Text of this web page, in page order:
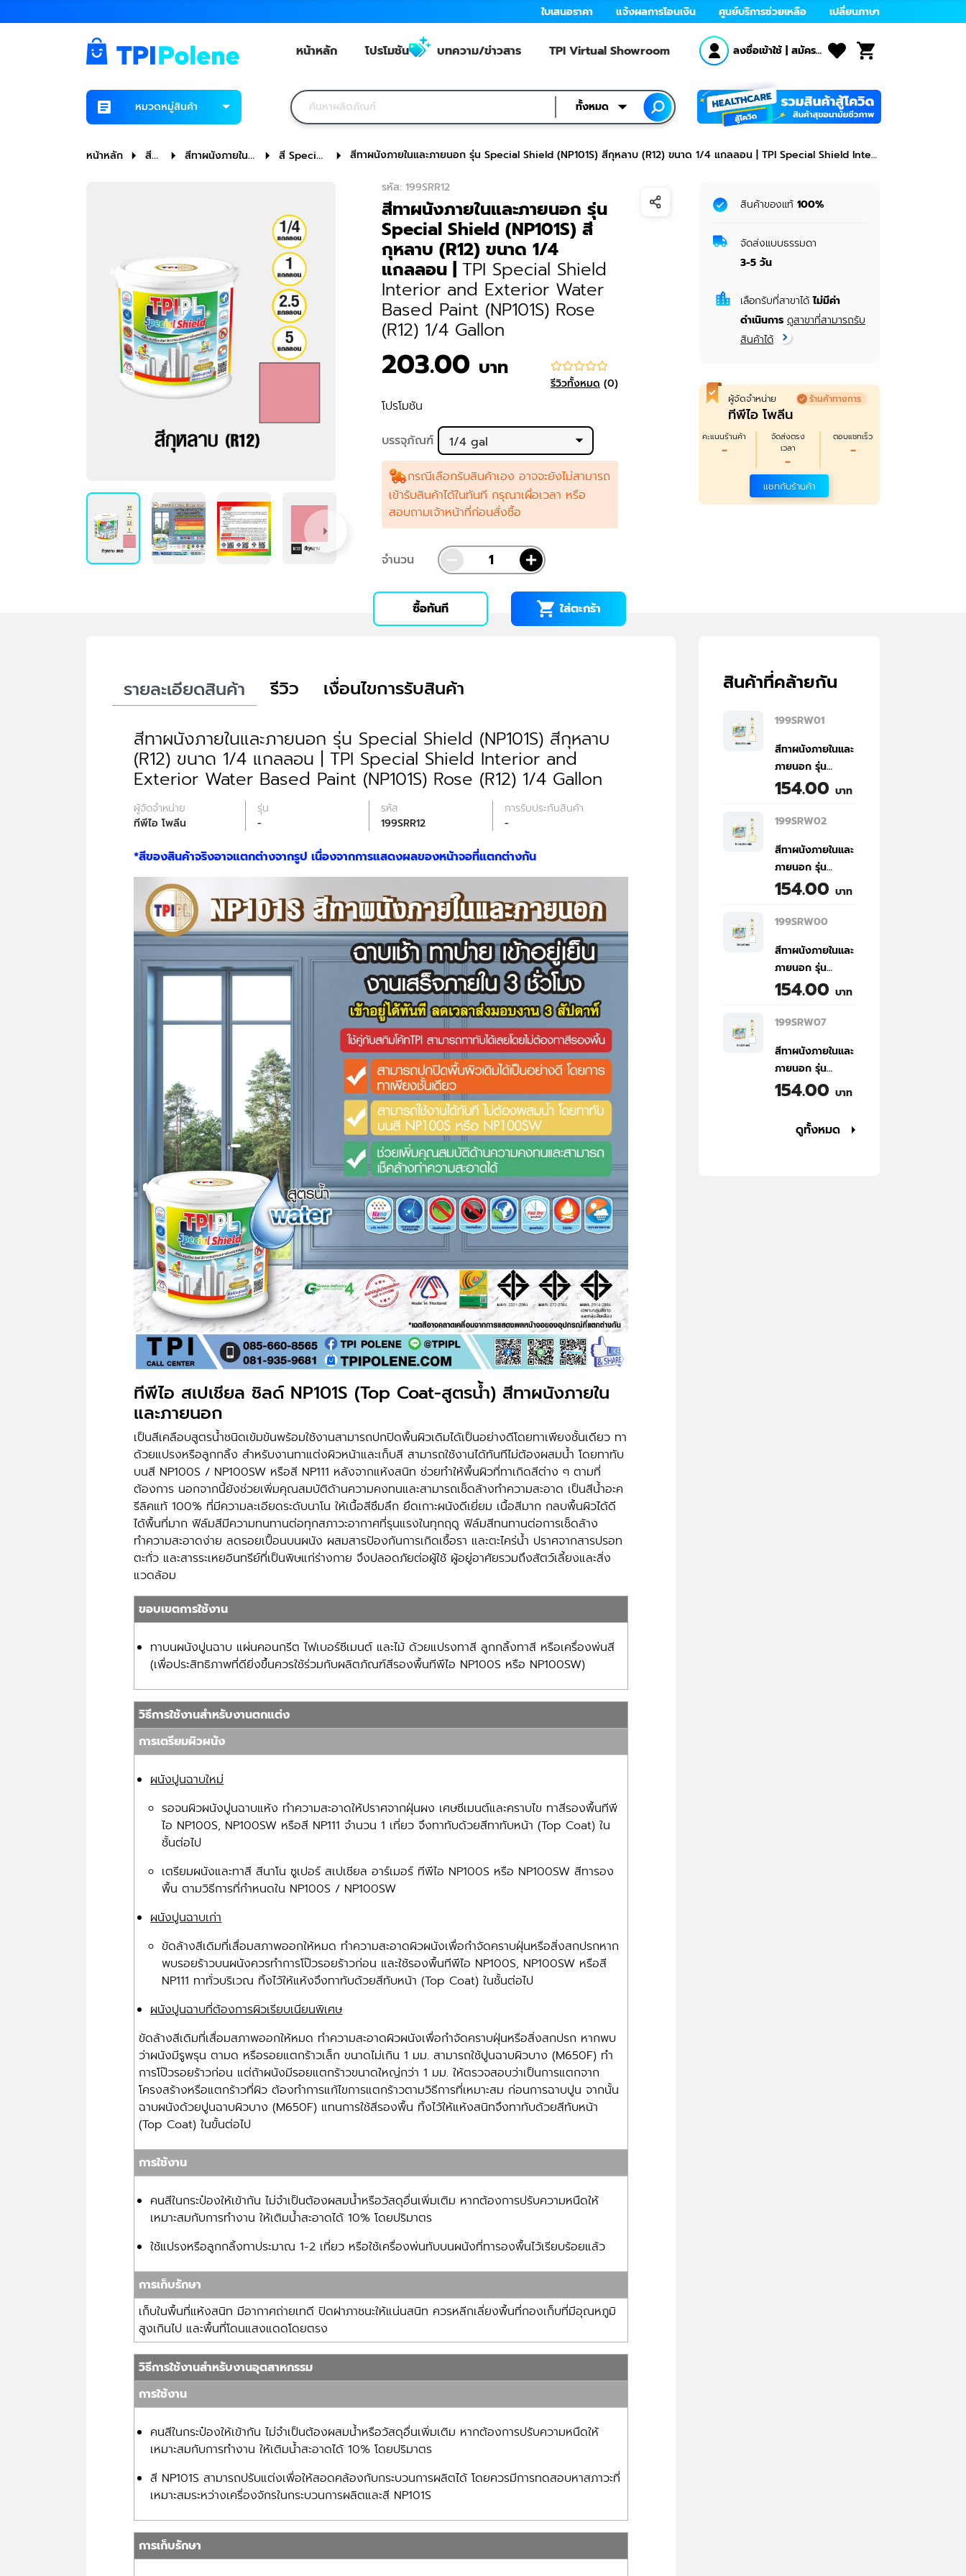
ใบเสนอราคา แจ้งผลการโอนเงิน ศูนย์บริการช่วยเหลือ เปลี่ยนภาษา
หน้าหลัก โปรโมชัน บทความ/ข่าวสาร TPI Virtual Showroom ลงชื่อเข้าใช้ |สมัคร
หมวดหมู่สินค้า ทั้งหมด
หน้าหลัก
สีน
สีทาผนังภายในแ
สี Special
สีทาผนังภายในและภายนอก รุ่น Special Shield (NP101S) สีกุหลาบ (R12) ขนาด 1/4 แกลลอน | TPI Special Shield Interi
or and Exterior Water Based Paint (NP101S) Rose (R12) 1/4 Gallon
รหัส: 199SRR12
สีทาผนังภายในและภายนอก รุ่น
Special Shield (NP101S) สี
กุหลาบ (R12) ขนาด 1/4
แกลลอน | TPI Special Shield
Interior and Exterior Water
Based Paint (NP101S) Rose
(R12) 1/4 Gallon
203.00 บาท
รีวิวทั้งหมด (0)
โปรโมชัน
บรรจุภัณฑ์
1/4 gal
กรณีเลือกรับสินค้าเอง อาจจะยังไม่สามารถ
เข้ารับสินค้าได้ในทันที กรุณาเผื่อเวลา หรือ
สอบถามเจ้าหน้าที่ก่อนสั่งซื้อ
จำนวน
ซื้อทันที ใส่ตะกร้า
สินค้าของแท้ 100%
จัดส่งแบบธรรมดา
3-5 วัน
เลือกรับที่สาขาได้ ไม่มีค่า
ดำเนินการ ดูสาขาที่สามารถรับ
สินค้าได้
ผู้จัดจำหน่าย ร้านค้าทางการ
ทีพีไอ โพลีน
คะแนนร้านค้า
-
จัดส่งตรง
เวลา
-
ตอบแชทเร็ว
-
แชทกับร้านค้า
รายละเอียดสินค้า รีวิว
เงื่อนไขการรับสินค้า
สีทาผนังภายในและภายนอก รุ่น Special Shield (NP101S) สีกุหลาบ
(R12) ขนาด 1/4 แกลลอน | TPI Special Shield Interior and
Exterior Water Based Paint (NP101S) Rose (R12) 1/4 Gallon
ผู้จัดจำหน่าย
ทีพีไอ โพลีน
รุ่น
-
รหัส
199SRR12
การรับประกันสินค้า
-
*สีของสินค้าจริงอาจแตกต่างจากรูป เนื่องจากการแสดงผลของหน้าจอที่แตกต่างกัน
ทีพีไอ สเปเชียล ชิลด์ NP101S (Top Coat-สูตรน้ำ) สีทาผนังภายใน
และภายนอก
เป็นสีเคลือบสูตรน้ำชนิดเข้มข้นพร้อมใช้งานสามารถปกปิดพื้นผิวเดิมได้เป็นอย่างดีโดยทาเพียงชั้นเดียว ทา
ด้วยแปรงหรือลูกกลิ้ง สำหรับงานทาแต่งผิวหน้าและเก็บสี สามารถใช้งานได้ทันทีไม่ต้องผสมน้ำ โดยทาทับ
บนสี NP100S / NP100SW หรือสี NP111 หลังจากแห้งสนิท ช่วยทำให้พื้นผิวที่ทาเกิดสีต่าง ๆ ตามที่
ต้องการ นอกจากนี้ยังช่วยเพิ่มคุณสมบัติด้านความคงทนและสามารถเช็ดล้างทำความสะอาด เป็นสีน้ำอะค
รีลิคแท้ 100% ที่มีความละเอียดระดับนาโน ให้เนื้อสีซึมลึก ยึดเกาะผนังดีเยี่ยม เนื้อสีมาก กลบพื้นผิวได้ดี
ได้พื้นที่มาก ฟิล์มสีมีความทนทานต่อทุกสภาวะอากาศที่รุนแรงในทุกฤดู ฟิล์มสีทนทานต่อการเช็ดล้าง
ทำความสะอาดง่าย ลดรอยเปื้อนบนผนัง ผสมสารป้องกันการเกิดเชื้อรา และตะไคร่น้ำ ปราศจากสารปรอท
ตะกั่ว และสารระเหยอินทรีย์ที่เป็นพิษแก่ร่างกาย จึงปลอดภัยต่อผู้ใช้ ผู้อยู่อาศัยรวมถึงสัตว์เลี้ยงและสิ่ง
แวดล้อม
ขอบเขตการใช้งาน
ทาบนผนังปูนฉาบ แผ่นคอนกรีต ไฟเบอร์ซีเมนต์ และไม้ ด้วยแปรงทาสี ลูกกลิ้งทาสี หรือเครื่องพ่นสี
(เพื่อประสิทธิภาพที่ดียิ่งขึ้นควรใช้ร่วมกับผลิตภัณฑ์สีรองพื้นทีพีไอ NP100S หรือ NP100SW)
วิธีการใช้งานสำหรับงานตกแต่ง
การเตรียมผิวผนัง
ผนังปูนฉาบใหม่
รอจนผิวผนังปูนฉาบแห้ง ทำความสะอาดให้ปราศจากฝุ่นผง เศษซีเมนต์และคราบไข ทาสีรองพื้นทีพี
ไอ NP100S, NP100SW หรือสี NP111 จำนวน 1 เที่ยว จึงทาทับด้วยสีทาทับหน้า (Top Coat) ใน
ชั้นต่อไป
เตรียมผนังและทาสี สีนาโน ซูเปอร์ สเปเชียล อาร์เมอร์ ทีพีไอ NP100S หรือ NP100SW สีทารอง
พื้น ตามวิธีการที่กำหนดใน NP100S / NP100SW
ผนังปูนฉาบเก่า
ขัดล้างสีเดิมที่เสื่อมสภาพออกให้หมด ทำความสะอาดผิวผนังเพื่อกำจัดคราบฝุ่นหรือสิ่งสกปรกหาก
พบรอยร้าวบนผนังควรทำการโป๊วรอยร้าวก่อน และใช้รองพื้นทีพีไอ NP100S, NP100SW หรือสี
NP111 ทาทั่วบริเวณ ทิ้งไว้ให้แห้งจึงทาทับด้วยสีทับหน้า (Top Coat) ในชั้นต่อไป
ผนังปูนฉาบที่ต้องการผิวเรียบเนียนพิเศษ
ขัดล้างสีเดิมที่เสื่อมสภาพออกให้หมด ทำความสะอาดผิวผนังเพื่อกำจัดคราบฝุ่นหรือสิ่งสกปรก หากพบ
ว่าผนังมีรูพรุน ตามด หรือรอยแตกร้าวเล็ก ขนาดไม่เกิน 1 มม. สามารถใช้ปูนฉาบผิวบาง (M650F) ทำ
การโป๊วรอยร้าวก่อน แต่ถ้าผนังมีรอยแตกร้าวขนาดใหญ่กว่า 1 มม. ให้ตรวจสอบว่าเป็นการแตกจาก
โครงสร้างหรือแตกร้าวที่ผิว ต้องทำการแก้ไขการแตกร้าวตามวิธีการที่เหมาะสม ก่อนการฉาบปูน จากนั้น
ฉาบผนังด้วยปูนฉาบผิวบาง (M650F) แทนการใช้สีรองพื้น ทิ้งไว้ให้แห้งสนิทจึงทาทับด้วยสีทับหน้า
(Top Coat) ในขั้นต่อไป
การใช้งาน
คนสีในกระป๋องให้เข้ากัน ไม่จำเป็นต้องผสมน้ำหรือวัสดุอื่นเพิ่มเติม หากต้องการปรับความหนืดให้
เหมาะสมกับการทำงาน ให้เติมน้ำสะอาดได้ 10% โดยปริมาตร
ใช้แปรงหรือลูกกลิ้งทาประมาณ 1-2 เที่ยว หรือใช้เครื่องพ่นทับบนผนังที่ทารองพื้นไว้เรียบร้อยแล้ว
การเก็บรักษา
เก็บในพื้นที่แห้งสนิท มีอากาศถ่ายเทดี ปิดฝาภาชนะให้แน่นสนิท ควรหลีกเลี่ยงพื้นที่กองเก็บที่มีอุณหภูมิ
สูงเกินไป และพื้นที่โดนแสงแดดโดยตรง
วิธีการใช้งานสำหรับงานอุตสาหกรรม
การใช้งาน
คนสีในกระป๋องให้เข้ากัน ไม่จำเป็นต้องผสมน้ำหรือวัสดุอื่นเพิ่มเติม หากต้องการปรับความหนืดให้
เหมาะสมกับการทำงาน ให้เติมน้ำสะอาดได้ 10% โดยปริมาตร
สี NP101S สามารถปรับแต่งเพื่อให้สอดคล้องกับกระบวนการผลิตได้ โดยควรมีการทดสอบหาสภาวะที่
เหมาะสมระหว่างเครื่องจักรในกระบวนการผลิตและสี NP101S
การเก็บรักษา
สินค้าที่คล้ายกัน
199SRW01
สีทาผนังภายในและ
ภายนอก รุ่น
Special Shield
งาช้าง (W01)
แกลลอน | TPI
Special Shield
Interior and
Based Paint
White (W01) 1/4
Gallon
154.00 บาท
199SRW02
สีทาผนังภายในและ
ภายนอก รุ่น
Special Shield
เขียว (W02)
แกลลอน | TPI
Special Shield
Interior and
Based Paint
Greenish White
(W02) 1/4
Gallon
154.00 บาท
199SRW00
สีทาผนังภายในและ
ภายนอก รุ่น
Special Shield
ซี (W00) ขนาด
TPI Special
Shield Interior
and Exterior
Paint (NP101S)
Daisy White
154.00 บาท
199SRW07
สีทาผนังภายในและ
ภายนอก รุ่น
Special Shield
ไลท์ (W07) ขนาด
1/4 แกลลอน |
154.00 บาท
ดูทั้งหมด